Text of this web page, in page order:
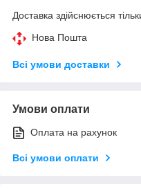
Доставка здійснюється
Нова Пошта
Всі умови доставки
Умови оплати
Оплата на рахунок
Всі умови оплати